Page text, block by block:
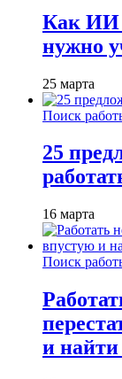
Как ИИ
нужно
25 марта
Поиск
25
16 марта
Поиск
и